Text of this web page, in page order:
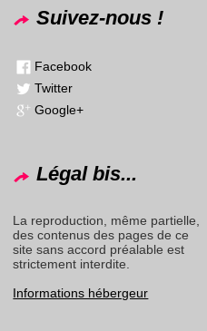
Suivez-nous !
Facebook
Twitter
Google+
Légal bis...
La reproduction, même partielle,
des contenus des pages de ce
site sans accord préalable est
strictement interdite.
Informations hébergeur